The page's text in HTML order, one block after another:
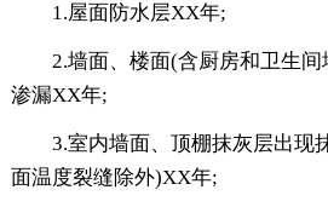
1.屋面防水层XX年;
2.墙面、楼面(含厨房和卫生
渗漏XX年;
3.室内墙面、顶棚抹灰层出现
面温度裂缝除外)XX年;